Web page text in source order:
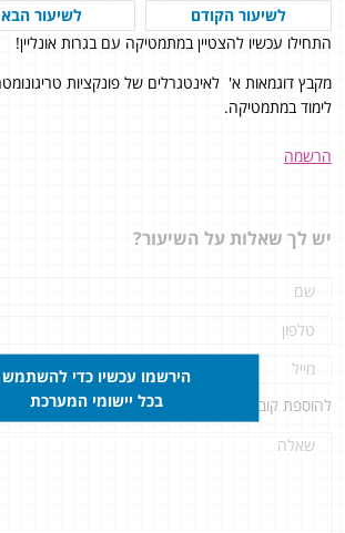
לשיעור הקודם
לשיעור הבא
התחילו עכשיו להצטיין במתמטיקה עם בגרות אונליין!
לימוד במתמטיקה.
הרשמה
יש לך שאלות על השיעור?
להוספת קובץ
הירשמו עכשיו כדי להשתמש
בכל יישומי המערכת